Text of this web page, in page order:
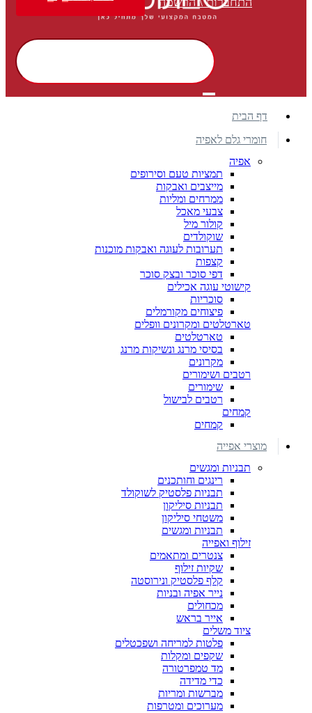
דף הבית
חומרי גלם לאפיה
אפיה
תמציות טעם וסירופים
מייצבים ואבקות
ממרחים ומליות
צבעי מאכל
קולור מיל
שוקולדים
תערובות לעוגה ואבקות מוכנות
קצפות
דפי סוכר ובצק סוכר
קישוטי עוגה אכילים
סוכריות
פיצוחים מקורמלים
טארטלטים ומקרונים וופלים
טארטלטים
בסיסי מרנג ונשיקות מרנג
מקרונים
רטבים ושימורים
שימורים
רטבים לבישול
קמחים
קמחים
מוצרי אפייה
תבניות ומגשים
רינגים וחותכנים
תבניות פלסטיק לשוקולד
תבניות סיליקון
משטחי סיליקון
תבניות ומגשים
זילוף ואפייה
צנטרים ומתאמים
שקיות זילוף
קלף פלסטיק ונירוסטה
נייר אפיה ובניות
מכחולים
אייר בראש
ציוד משלים
פלטות למריחה ושפכטלים
שקפים ומקלות
מד טמפרטורה
כדי מדידה
מברשות ומריות
מערוכים ומטרפות